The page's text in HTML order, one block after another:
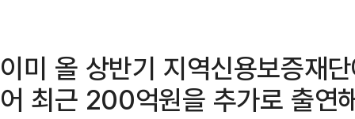
이미 올 상반기 지역신용보증재
어 최근 200억원을 추가로 출연